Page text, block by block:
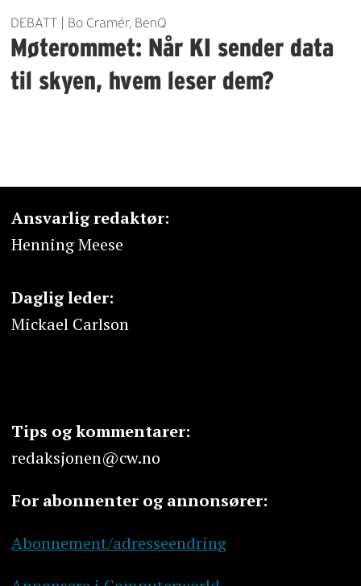
DEBATT | Bo Cramér, BenQ
Møterommet: Når KI sender data
til skyen, hvem leser dem?
Ansvarlig redaktør:
Henning Meese
Daglig leder:
Mickael Carlson
Tips og kommentarer:
redaksjonen@cw.no
For abonnenter og annonsører:
Abonnement/adresseendring